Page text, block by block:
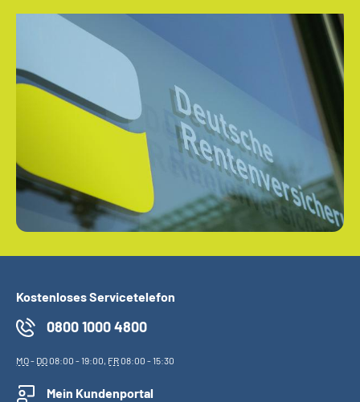
Kostenloses Servicetelefon
0800 1000 4800
MO- DO08:00 - 19:00, FR08:00 - 15:30
Mein Kundenportal